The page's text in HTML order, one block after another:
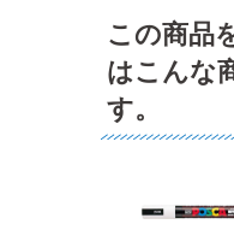
この商品
はこんな
す。